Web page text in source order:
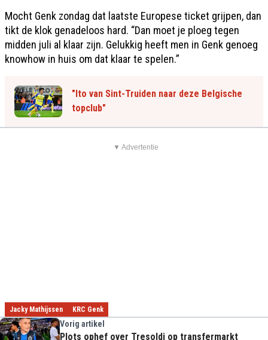
Mocht Genk zondag dat laatste Europese ticket grijpen, dan
tikt de klok genadeloos hard. “Dan moet je ploeg tegen
midden juli al klaar zijn. Gelukkig heeft men in Genk genoeg
knowhow in huis om dat klaar te spelen.”
"Ito van Sint-Truiden naar deze Belgische
topclub"
▼ Advertentie
Jacky Mathijssen KRC Genk
Vorig artikel
Plots ophef over Tresoldi op transfermarkt